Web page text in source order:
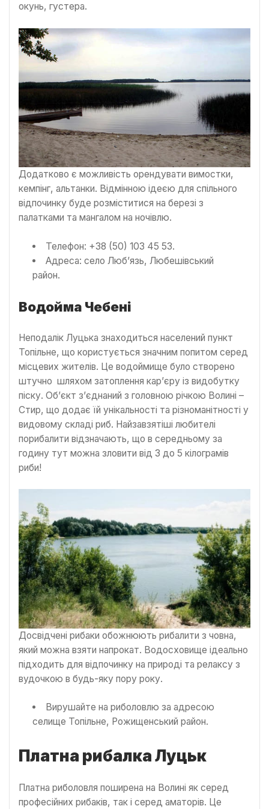
окунь, густера.
Додатково є можливість орендувати вимостки,
кемпінг, альтанки. Відмінною ідеєю для спільного
відпочинку буде розміститися на березі з
палатками та мангалом на ночівлю.
Телефон: +38 (50) 103 45 53.
Адреса: село Люб’язь, Любешівський
район.
Водойма Чебені
Неподалік Луцька знаходиться населений пункт
Топільне, що користується значним попитом серед
місцевих жителів. Це водоймище було створено
штучно шляхом затоплення кар’єру із видобутку
піску. Об’єкт з’єднаний з головною річкою Волині –
Стир, що додає їй унікальності та різноманітності у
видовому складі риб. Найзавзятіші любителі
порибалити відзначають, що в середньому за
годину тут можна зловити від 3 до 5 кілограмів
риби!
Досвідчені рибаки обожнюють рибалити з човна,
який можна взяти напрокат. Водосховище ідеально
підходить для відпочинку на природі та релаксу з
вудочкою в будь-яку пору року.
Вирушайте на риболовлю за адресою
селище Топільне, Рожищенський район.
Платна рибалка Луцьк
Платна риболовля поширена на Волині як серед
професійних рибаків, так і серед аматорів. Це